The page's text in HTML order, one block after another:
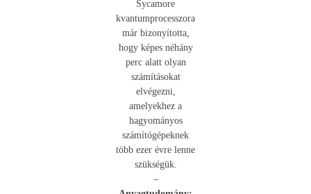
Sycamore
kvantumprocesszora
már bizonyította,
hogy képes néhány
perc alatt olyan
számításokat
elvégezni,
amelyekhez a
hagyományos
számítógépeknek
több ezer évre lenne
szükségük.
–